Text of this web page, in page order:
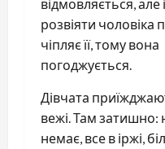
відмовляється, але
розвіяти чоловіка
чіпляє її, тому вона
погоджується.
Дівчата
вежі. Там затишно:
немає, все в іржі,